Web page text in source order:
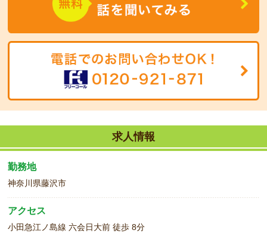
求人情報
勤務地
神奈川県藤沢市
アクセス
小田急江ノ島線 六会日大前 徒歩 8分